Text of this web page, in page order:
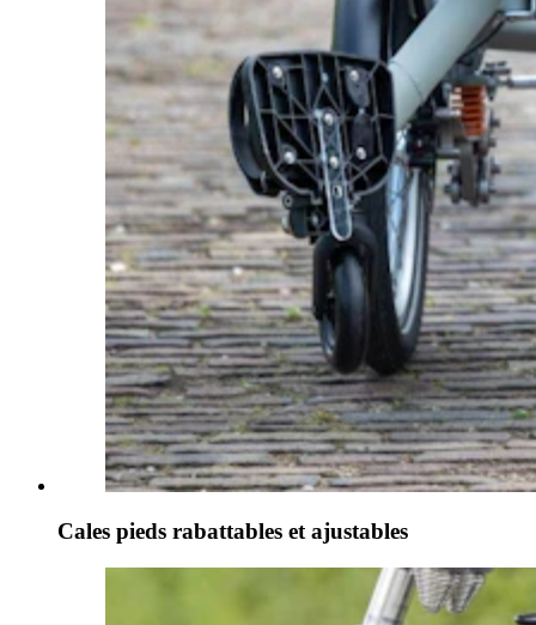
Cales pieds rabattables et ajustables